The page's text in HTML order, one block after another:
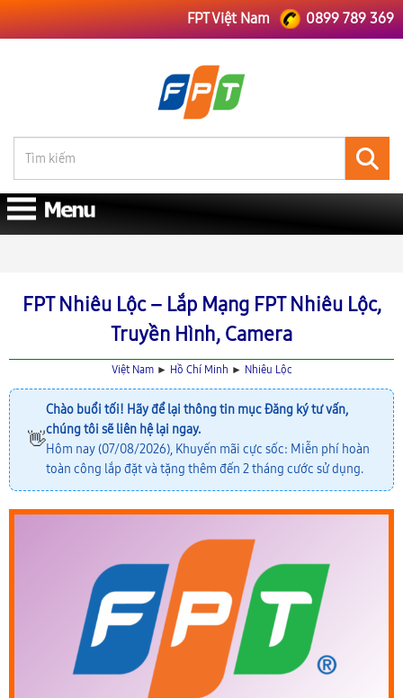
FPT Việt Nam 0899 789 369
FPT Nhiêu Lộc – Lắp Mạng FPT Nhiêu Lộc,
Truyền Hình, Camera
Việt Nam► Hồ Chí Minh ► Nhiêu Lộc
👋
Chào buổi tối! Hãy để lại thông tin mụcĐăng ký tư vấn,
chúng tôi sẽ liên hệ lại ngay.
Hôm nay (07/08/2026), Khuyến mãi cực sốc: Miễn phí hoàn
toàn công lắp đặt và tặng thêm đến 2 tháng cước sử dụng.